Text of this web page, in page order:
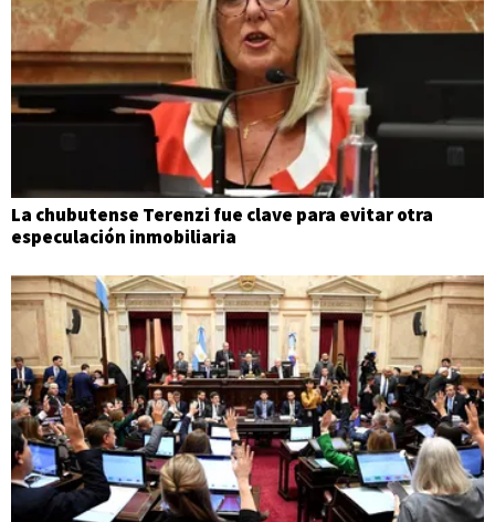
La chubutense Terenzi fue clave para evitar otra
especulación inmobiliaria